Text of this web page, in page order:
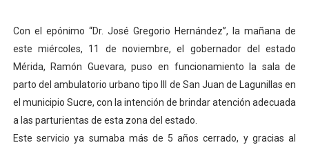
Balance semestral impulsa inclusión y atención a
Plan Vacacional Comunitario “Ríe 2026” recorre las
Alcaldía del Municipio Libertador realizó una jornada
Fundacite Mérida dicta taller gratuito de electrónica
Con el epónimo “Dr. José Gregorio Hernández”, la mañana de
este miércoles, 11 de noviembre, el gobernador del estado
Mérida, Ramón Guevara, puso en funcionamiento la sala de
parto del ambulatorio urbano tipo III de San Juan de Lagunillas en
el municipio Sucre, con la intención de brindar atención adecuada
a las parturientas de esta zona del estado.
Este servicio ya sumaba más de 5 años cerrado, y gracias al